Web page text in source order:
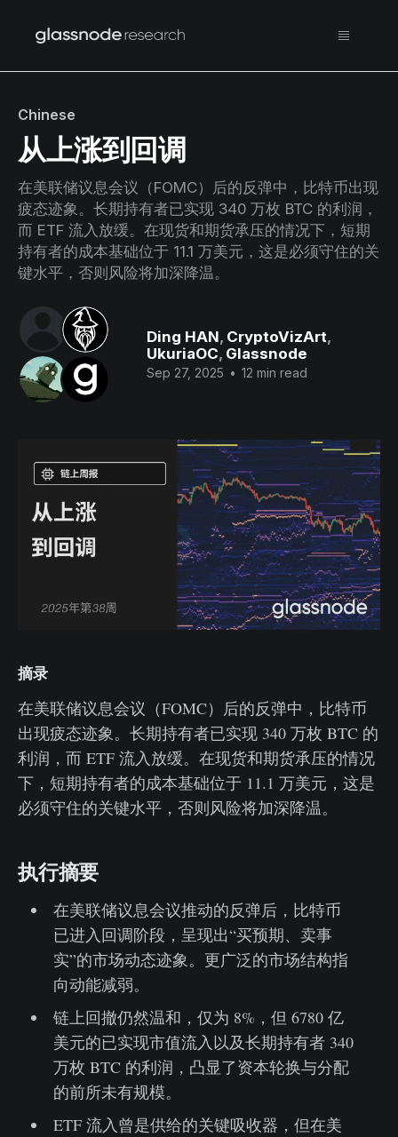
Chinese
从上涨到回调
在美联储议息会议（FOMC）后的反弹中，比特币出现
疲态迹象。长期持有者已实现 340 万枚 BTC 的利润，
而 ETF 流入放缓。在现货和期货承压的情况下，短期
持有者的成本基础位于 11.1 万美元，这是必须守住的关
键水平，否则风险将加深降温。
Ding HAN, CryptoVizArt,
UkuriaOC, Glassnode
Sep 27, 2025 • 12 min read
摘录
在美联储议息会议（FOMC）后的反弹中，比特币
出现疲态迹象。长期持有者已实现 340 万枚 BTC 的
利润，而 ETF 流入放缓。在现货和期货承压的情况
下，短期持有者的成本基础位于 11.1 万美元，这是
必须守住的关键水平，否则风险将加深降温。
执行摘要
在美联储议息会议推动的反弹后，比特币
已进入回调阶段，呈现出“买预期、卖事
实”的市场动态迹象。更广泛的市场结构指
向动能减弱。
链上回撤仍然温和，仅为 8%，但 6780 亿
美元的已实现市值流入以及长期持有者 340
万枚 BTC 的利润，凸显了资本轮换与分配
的前所未有规模。
ETF 流入曾是供给的关键吸收器，但在美